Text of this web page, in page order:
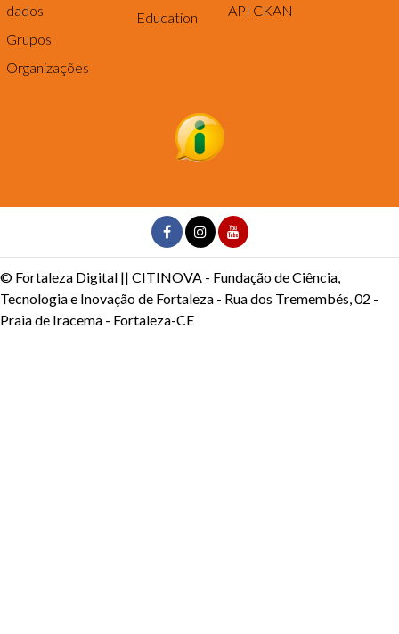
dados
Grupos
Organizações
Education
API CKAN
© Fortaleza Digital || CITINOVA - Fundação de Ciência,
Tecnologia e Inovação de Fortaleza - Rua dos Tremembés, 02 -
Praia de Iracema - Fortaleza-CE